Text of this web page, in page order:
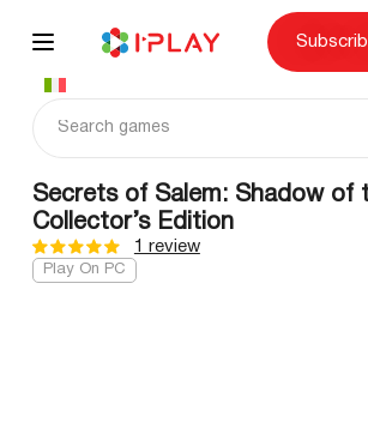
content
Secrets of Salem: Shadow of
Collector’s Edition
1 review
Play On PC